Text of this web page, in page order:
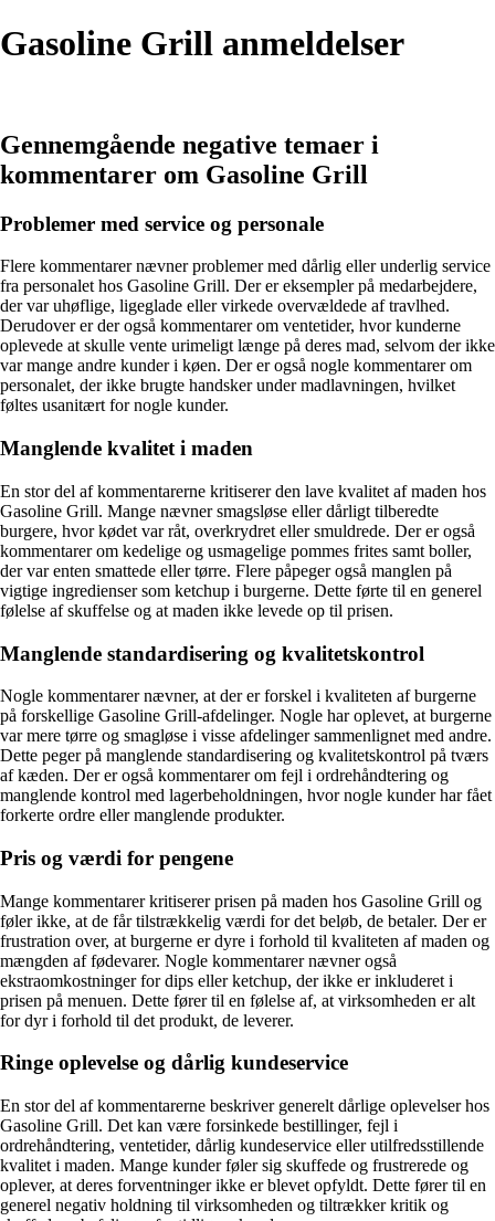
Gasoline Grill anmeldelser
Gennemgående negative temaer i
kommentarer om Gasoline Grill
Problemer med service og personale
Flere kommentarer nævner problemer med dårlig eller underlig service
fra personalet hos Gasoline Grill. Der er eksempler på medarbejdere,
der var uhøflige, ligeglade eller virkede overvældede af travlhed.
Derudover er der også kommentarer om ventetider, hvor kunderne
oplevede at skulle vente urimeligt længe på deres mad, selvom der ikke
var mange andre kunder i køen. Der er også nogle kommentarer om
personalet, der ikke brugte handsker under madlavningen, hvilket
føltes usanitært for nogle kunder.
Manglende kvalitet i maden
En stor del af kommentarerne kritiserer den lave kvalitet af maden hos
Gasoline Grill. Mange nævner smagsløse eller dårligt tilberedte
burgere, hvor kødet var råt, overkrydret eller smuldrede. Der er også
kommentarer om kedelige og usmagelige pommes frites samt boller,
der var enten smattede eller tørre. Flere påpeger også manglen på
vigtige ingredienser som ketchup i burgerne. Dette førte til en generel
følelse af skuffelse og at maden ikke levede op til prisen.
Manglende standardisering og kvalitetskontrol
Nogle kommentarer nævner, at der er forskel i kvaliteten af burgerne
på forskellige Gasoline Grill-afdelinger. Nogle har oplevet, at burgerne
var mere tørre og smagløse i visse afdelinger sammenlignet med andre.
Dette peger på manglende standardisering og kvalitetskontrol på tværs
af kæden. Der er også kommentarer om fejl i ordrehåndtering og
manglende kontrol med lagerbeholdningen, hvor nogle kunder har fået
forkerte ordre eller manglende produkter.
Pris og værdi for pengene
Mange kommentarer kritiserer prisen på maden hos Gasoline Grill og
føler ikke, at de får tilstrækkelig værdi for det beløb, de betaler. Der er
frustration over, at burgerne er dyre i forhold til kvaliteten af ​​maden og
mængden af ​​fødevarer. Nogle kommentarer nævner også
ekstraomkostninger for dips eller ketchup, der ikke er inkluderet i
prisen på menuen. Dette fører til en følelse af, at virksomheden er alt
for dyr i forhold til det produkt, de leverer.
Ringe oplevelse og dårlig kundeservice
En stor del af kommentarerne beskriver generelt dårlige oplevelser hos
Gasoline Grill. Det kan være forsinkede bestillinger, fejl i
ordrehåndtering, ventetider, dårlig kundeservice eller utilfredsstillende
kvalitet i maden. Mange kunder føler sig skuffede og frustrerede og
oplever, at deres forventninger ikke er blevet opfyldt. Dette fører til en
generel negativ holdning til virksomheden og tiltrækker kritik og